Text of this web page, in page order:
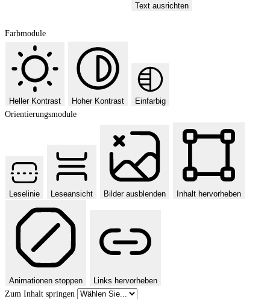
Text ausrichten
Farbmodule
Heller Kontrast Hoher Kontrast
Einfarbig
Orientierungsmodule
Leselinie Leseansicht Bilder ausblenden Inhalt hervorheben
Animationen stoppen
Links hervorheben
Zum Inhalt springen